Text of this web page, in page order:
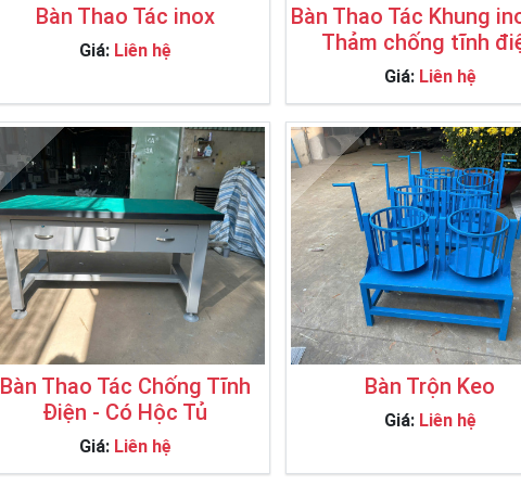
Bàn Thao Tác inox
Giá: Liên hệ
Bàn Thao Tác Khung
Thảm chống tĩnh
Giá: Liên hệ
Bàn Thao Tác Chống Tĩnh
Điện - Có Hộc Tủ
Giá: Liên hệ
Bàn Trộn Keo
Giá: Liên hệ